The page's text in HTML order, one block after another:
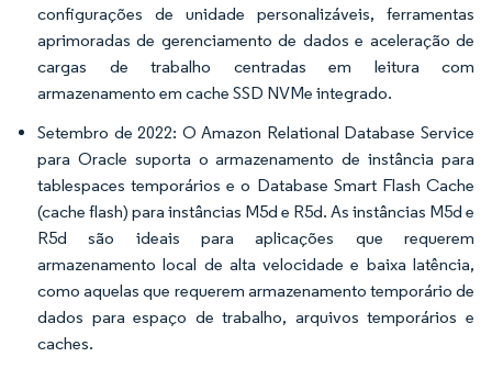
configurações de unidade personalizáveis, ferramentas
aprimoradas de gerenciamento de dados e aceleração de
cargas de trabalho centradas em leitura com
armazenamento em cache SSD NVMe integrado.
Setembro de 2022: O Amazon Relational Database Service
para Oracle suporta o armazenamento de instância para
tablespaces temporários e o Database Smart Flash Cache
(cache flash) para instâncias M5d e R5d. As instâncias M5d e
R5d são ideais para aplicações que requerem
armazenamento local de alta velocidade e baixa latência,
como aquelas que requerem armazenamento temporário de
dados para espaço de trabalho, arquivos temporários e
caches.